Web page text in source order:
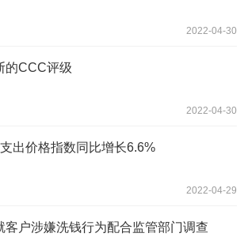
2022-04-30
的CCC评级
2022-04-30
出价格指数同比增长6.6%
2022-04-29
客户涉嫌洗钱行为配合监管部门调查